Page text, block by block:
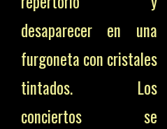
desaparecer en una
furgoneta con cristales
tintados. Los
conciertos se